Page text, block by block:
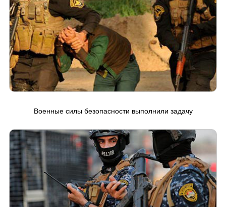
Военные силы безопасности выполнили задачу